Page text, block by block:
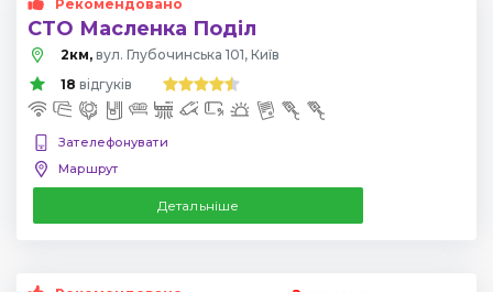
Рекомендовано
СТО Масленка Поділ
2км, вул. Глубочинська 101, Київ
18 відгуків
Зателефонувати
Маршрут
Детальніше